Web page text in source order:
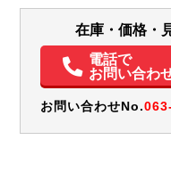
パワステ パワーウィンドウ
在庫・価格・
電話で
お問い合わ
お問い合わせNo.